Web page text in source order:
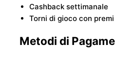
Cashback settimanale
Torni di gioco con
Metodi di